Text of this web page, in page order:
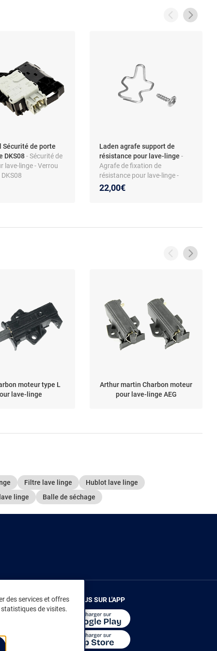
Sécurité de porte
DKS08- Sécurité de
lave-linge - Verrou
- Compatible
Indesit, Hotpoint,
Laden agrafe support de
résistance pour lave-linge-
Agrafe de fixation de
résistance pour lave-linge -
pièce métallique - compatible
Whirlpool et autres marques
22,00€
moteur type L
lave-linge
Arthur martin Charbon moteur
pour lave-linge AEG
Filtre lave linge
Hublot lave linge
linge Balle de séchage
des services et offres
de visites.
RENDEZ-VOUS SUR L'APP